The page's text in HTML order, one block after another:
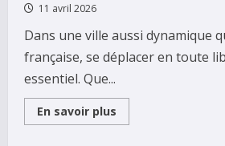
11 avril 2026
Dans une ville aussi dynamique
française, se déplacer en toute
essentiel. Que...
En savoir plus
more